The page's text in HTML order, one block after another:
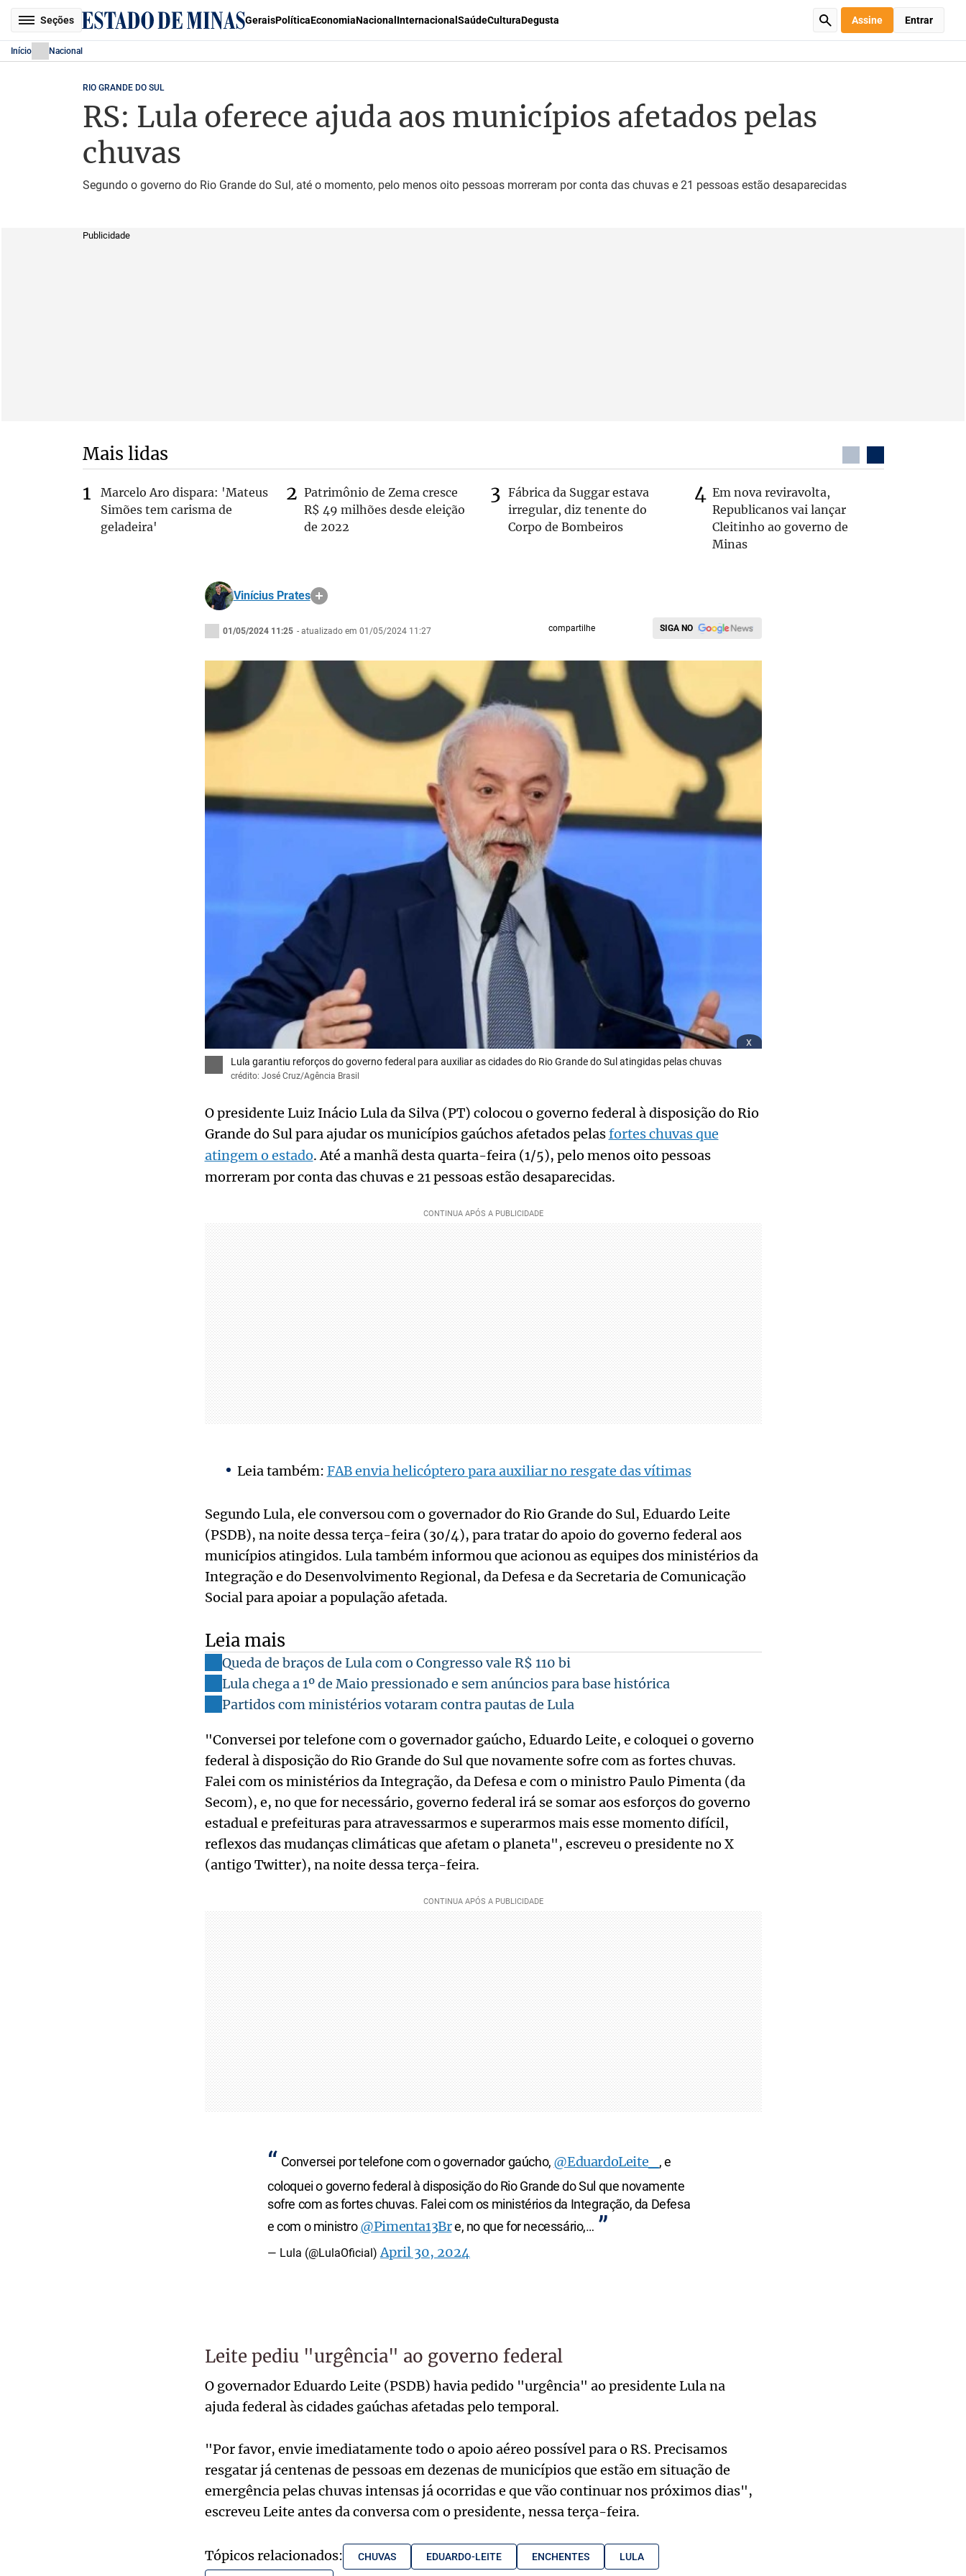
Seções GeraisPolíticaEconomiaNacional Internacional SaúdeCulturaDegusta Assine Entrar
Início Nacional
RIO GRANDE DO SUL
RS: Lula oferece ajuda aos municípios afetados pelas
chuvas
Segundo o governo do Rio Grande do Sul, até o momento, pelo menos oito pessoas morreram por conta das chuvas e 21 pessoas estão desaparecidas
Publicidade
Mais lidas
Marcelo Aro dispara: 'Mateus
Simões tem carisma de
geladeira'
Patrimônio de Zema cresce
R$ 49 milhões desde eleição
de 2022
Fábrica da Suggar estava
irregular, diz tenente do
Corpo de Bombeiros
Em nova reviravolta,
Republicanos vai lançar
Cleitinho ao governo de
Minas
Vinícius Prates
01/05/2024 11:25 - atualizado em 01/05/2024 11:27 compartilhe SIGA NO
x
Lula garantiu reforços do governo federal para auxiliar as cidades do Rio Grande do Sul atingidas pelas chuvas
crédito: José Cruz/Agência Brasil
O presidente Luiz Inácio Lula da Silva (PT) colocou o governo federal à disposição do Rio
Grande do Sul para ajudar os municípios gaúchos afetados pelasfortes chuvas que
atingem o estado. Até a manhã desta quarta-feira (1/5), pelo menos oito pessoas
morreram por conta das chuvas e 21 pessoas estão desaparecidas.
Leia também: FAB envia helicóptero para auxiliar no resgate das vítimas
Segundo Lula, ele conversou com o governador do Rio Grande do Sul, Eduardo Leite
(PSDB), na noite dessa terça-feira (30/4), para tratar do apoio do governo federal aos
municípios atingidos. Lula também informou que acionou as equipes dos ministérios da
Integração e do Desenvolvimento Regional, da Defesa e da Secretaria de Comunicação
Social para apoiar a população afetada.
Leia mais
Queda de braços de Lula com o Congresso vale R$ 110 bi
Lula chega a 1º de Maio pressionado e sem anúncios para base histórica
Partidos com ministérios votaram contra pautas de Lula
"Conversei por telefone com o governador gaúcho, Eduardo Leite, e coloquei o governo
federal à disposição do Rio Grande do Sul que novamente sofre com as fortes chuvas.
Falei com os ministérios da Integração, da Defesa e com o ministro Paulo Pimenta (da
Secom), e, no que for necessário, governo federal irá se somar aos esforços do governo
estadual e prefeituras para atravessarmos e superarmos mais esse momento difícil,
reflexos das mudanças climáticas que afetam o planeta", escreveu o presidente no X
(antigo Twitter), na noite dessa terça-feira.
Conversei por telefone com o governador gaúcho, @EduardoLeite_
, e
coloquei o governo federal à disposição do Rio Grande do Sul que novamente
sofre com as fortes chuvas. Falei com os ministérios da Integração, da Defesa
e com o ministro@Pimenta13Bre, no que for necessário,…
— Lula (@LulaOficial)April 30, 2024
Leite pediu "urgência" ao governo federal
O governador Eduardo Leite (PSDB) havia pedido "urgência" ao presidente Lula na
ajuda federal às cidades gaúchas afetadas pelo temporal.
"Por favor, envie imediatamente todo o apoio aéreo possível para o RS. Precisamos
resgatar já centenas de pessoas em dezenas de municípios que estão em situação de
emergência pelas chuvas intensas já ocorridas e que vão continuar nos próximos dias",
escreveu Leite antes da conversa com o presidente, nessa terça-feira.
Tópicos relacionados: CHUVAS EDUARDO-LEITE ENCHENTES LULA